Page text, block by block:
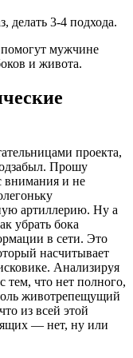
делать 3-4 подхода.
мужчине
и живота.
проекта,
Прошу
внимания и не
артиллерию. Ну а
убрать бока
в сети. Это
насчитывает
Анализируя
тем, что нет полного,
животрепещущий
из всей этой
— нет, ну или